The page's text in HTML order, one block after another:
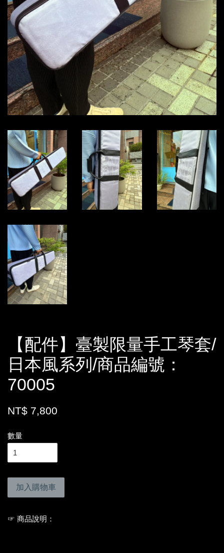
【配件】臺製限量手工琴套/
日本風系列/商品編號：
70005
NT$ 7,800
數量
加入購物車
☞ 商品說明：